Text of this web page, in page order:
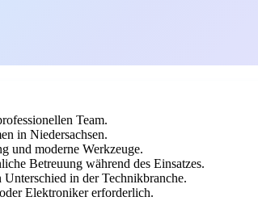
Team.
in Niedersachsen.
und moderne Werkzeuge.
Betreuung während des Einsatzes.
in der Technikbranche.
Elektroniker erforderlich.